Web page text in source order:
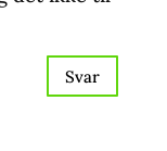
Svar